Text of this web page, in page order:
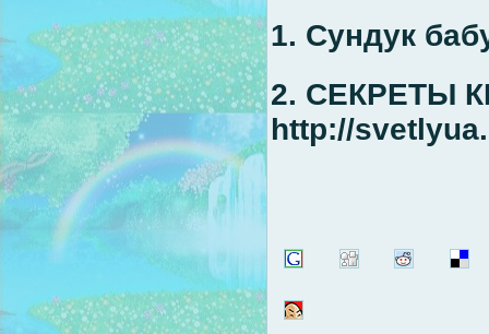
1. Сундук
2. СЕКРЕТЫ
http://